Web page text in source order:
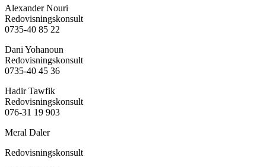
Alexander Nouri
Redovisningskonsult
0735-40 85 22
Dani Yohanoun
Redovisningskonsult
0735-40 45 36
Hadir Tawfik
Redovisningskonsult
076-31 19 903
Meral Daler
Redovisningskonsult